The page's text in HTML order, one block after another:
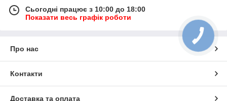
Сьогодні працює з 10:00 до 18:00
Показати весь графік роботи
Про нас
Контакти
Доставка та оплата
КНОПКА
ЗВ'ЯЗКУ